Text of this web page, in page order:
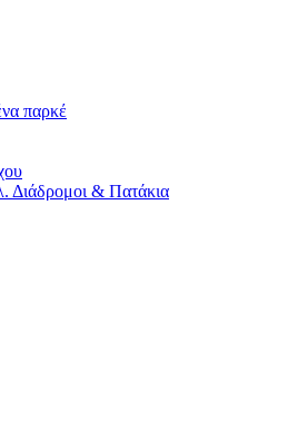
παρκέ
Διάδρομοι & Πατάκια